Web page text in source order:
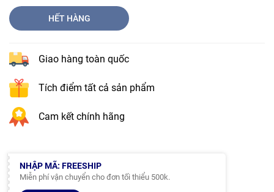
HẾT HÀNG
Giao hàng toàn quốc
Tích điểm tất cả sản phẩm
Cam kết chính hãng
NHẬP MÃ: FREESHIP
Miễn phí vận chuyển cho đơn tối thiểu 500k.